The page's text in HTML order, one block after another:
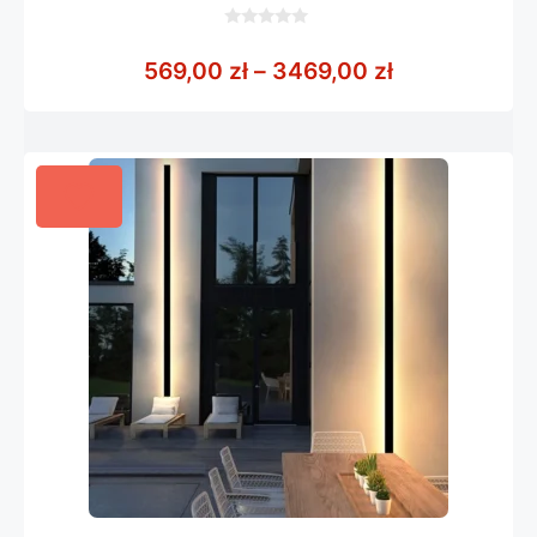
5
569,00 zł – 3469,00 złZakres cen: